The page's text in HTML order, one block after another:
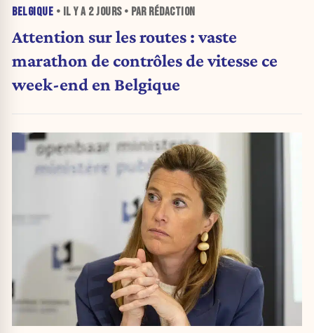
BELGIQUE • IL Y A 2 JOURS• PAR RÉDACTION
Attention sur les routes : vaste
marathon de contrôles de vitesse ce
week-end en Belgique